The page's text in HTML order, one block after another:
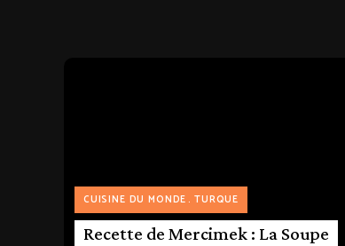
CUISINE DU MONDE TURQUE
Recette de Mercimek : La Soupe